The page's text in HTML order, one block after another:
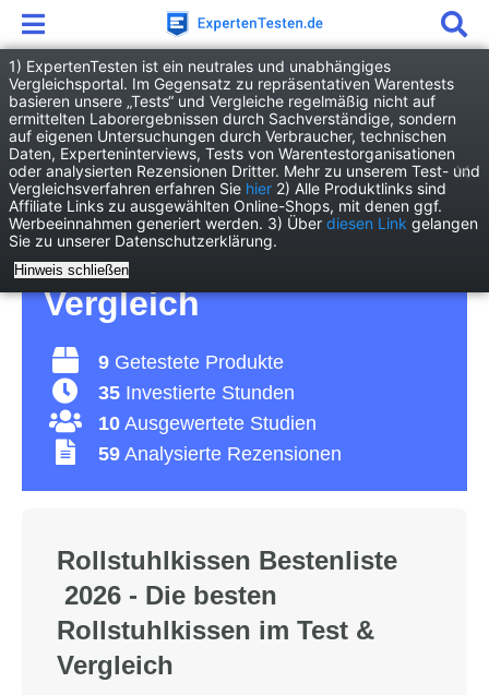
Drogerie Gesundheit Rollstuhlkissen
Rollstuhlkissen Test
2026 • Die 9 besten
Rollstuhlkissen im
Vergleich
9 Getestete Produkte
35 Investierte Stunden
10 Ausgewertete Studien
59 Analysierte Rezensionen
Rollstuhlkissen Bestenliste
2026 - Die besten
Rollstuhlkissen im Test &
Vergleich
1) ExpertenTesten ist ein neutrales und unabhängiges
Vergleichsportal. Im Gegensatz zu repräsentativen Warentests
basieren unsere „Tests“ und Vergleiche regelmäßig nicht auf
ermittelten Laborergebnissen durch Sachverständige, sondern
auf eigenen Untersuchungen durch Verbraucher, technischen
Daten, Experteninterviews, Tests von Warentestorganisationen
oder analysierten Rezensionen Dritter. Mehr zu unserem Test- und
Vergleichsverfahren erfahren Sie hier 2) Alle Produktlinks sind
Affiliate Links zu ausgewählten Online-Shops, mit denen ggf.
Werbeeinnahmen generiert werden. 3) Über diesen Link gelangen
Sie zu unserer Datenschutzerklärung.
Hinweis schließen